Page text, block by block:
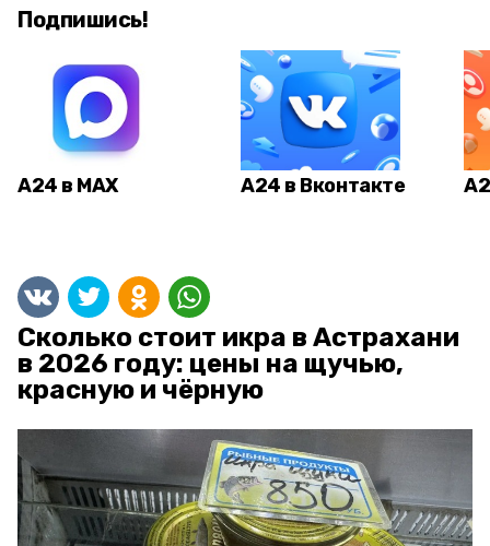
Подпишись!
А24 в MAX А24 в Вконтакте
Сколько стоит икра в Астрахани
в 2026 году: цены на щучью,
красную и чёрную